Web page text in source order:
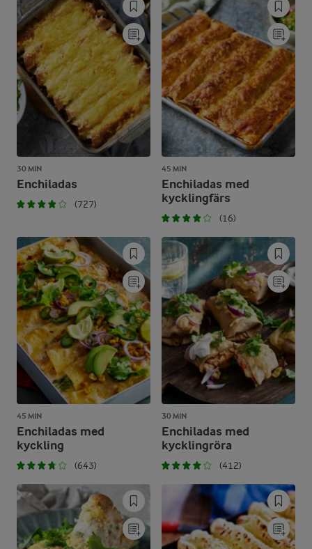
30 MIN
Enchiladas
(727)
45 MIN
Enchiladas med
kycklingfärs
(16)
45 MIN
Enchiladas med
kyckling
(643)
30 MIN
Enchiladas med
kycklingröra
(412)